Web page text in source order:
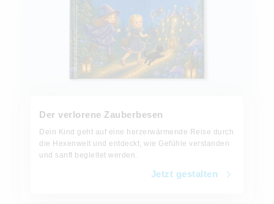
Der verlorene Zauberbesen
Dein Kind geht auf eine herzerwärmende Reise durch
die Hexenwelt und entdeckt, wie Gefühle verstanden
und sanft begleitet werden.
Jetzt gestalten